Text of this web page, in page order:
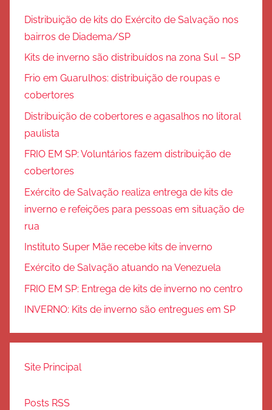
Distribuição de kits do Exército de Salvação nos
bairros de Diadema/SP
Kits de inverno são distribuídos na zona Sul – SP
Frio em Guarulhos: distribuição de roupas e
cobertores
Distribuição de cobertores e agasalhos no litoral
paulista
FRIO EM SP: Voluntários fazem distribuição de
cobertores
Exército de Salvação realiza entrega de kits de
inverno e refeições para pessoas em situação de
rua
Instituto Super Mãe recebe kits de inverno
Exército de Salvação atuando na Venezuela
FRIO EM SP: Entrega de kits de inverno no centro
INVERNO: Kits de inverno são entregues em SP
Site Principal
Posts RSS